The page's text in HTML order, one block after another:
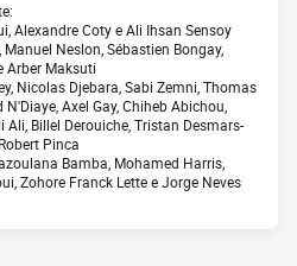
Alexandre Coty e Ali Ihsan Sensoy
Neslon, Sébastien Bongay,
Arber Maksuti
Nicolas Djebara, Sabi Zemni, Thomas
Axel Gay, Chiheb Abichou,
Billel Derouiche, Tristan Desmars-
Pinca
Bamba, Mohamed Harris,
Zohore Franck Lette e Jorge Neves